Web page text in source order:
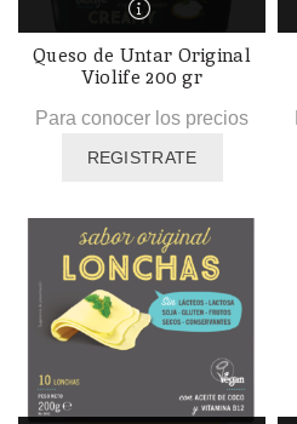
Queso de Untar Original
Violife 200 gr
Para conocer los precios
REGISTRATE